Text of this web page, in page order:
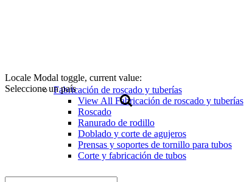
Locale Modal toggle, current value:
Seleccione un paísFabricación de roscado y tuberías
View All Fabricación de roscado y tuberías
Roscado
Ranurado de rodillo
Doblado y corte de agujeros
Prensas y soportes de tornillo para tubos
Corte y fabricación de tubos